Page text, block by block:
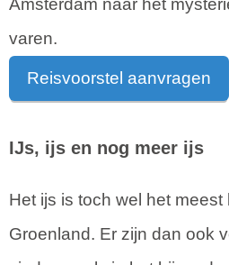
Amsterdam naar het
varen.
Reisvoorstel aanvragen
IJs, ijs en nog meer ijs
Het ijs is toch wel het
Groenland. Er zijn dan ook